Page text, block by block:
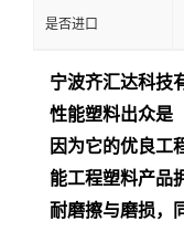
是否进口
宁波齐汇达科技
性能塑料出众是
因为它的优良工
能工程塑料产品
耐磨擦与磨损，